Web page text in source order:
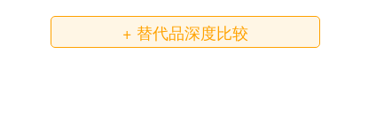
+ 替代品深度比较